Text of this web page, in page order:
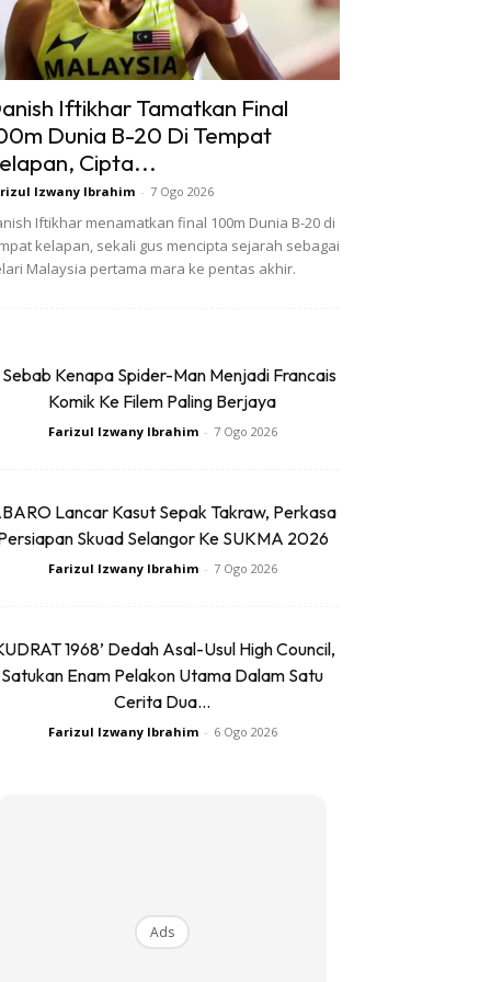
Iftikhar Tamatkan Final
Dunia B-20 Di Tempat
Cipta...
Izwany Ibrahim - 7 Ogo 2026
Iftikhar menamatkan final 100m Dunia B-20 di
kelapan, sekali gus mencipta sejarah sebagai
Malaysia pertama mara ke pentas akhir.
Kenapa Spider-Man Menjadi Francais
Komik Ke Filem Paling Berjaya
Farizul Izwany Ibrahim - 7 Ogo 2026
Lancar Kasut Sepak Takraw, Perkasa
Skuad Selangor Ke SUKMA 2026
Farizul Izwany Ibrahim - 7 Ogo 2026
1968’ Dedah Asal-Usul High Council,
Satukan Enam Pelakon Utama Dalam Satu
Cerita Dua...
Farizul Izwany Ibrahim - 6 Ogo 2026
Ads